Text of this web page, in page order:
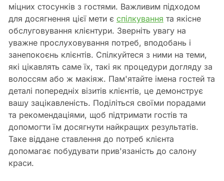
міцних стосунків з гостями. Важливим підходом
для досягнення цієї мети є спілкування та якісне
обслуговування клієнтури. Зверніть увагу на
уважне прослуховування потреб, вподобань і
занепокоєнь клієнтів. Спілкуйтеся з ними на теми,
які цікавлять саме їх, такі як процедури догляду за
волоссям або ж макіяж. Пам'ятайте імена гостей та
деталі попередніх візитів клієнтів, це демонструє
вашу зацікавленість. Поділіться своїми порадами
та рекомендаціями, щоб підтримати гостів та
допомогти їм досягнути найкращих результатів.
Таке віддане ставлення до потреб клієнта
допомагає побудувати прив'язаність до салону
краси.